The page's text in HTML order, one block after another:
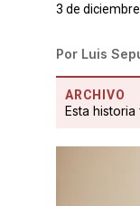
3 de
Por Luis
ARCHIVO
Esta